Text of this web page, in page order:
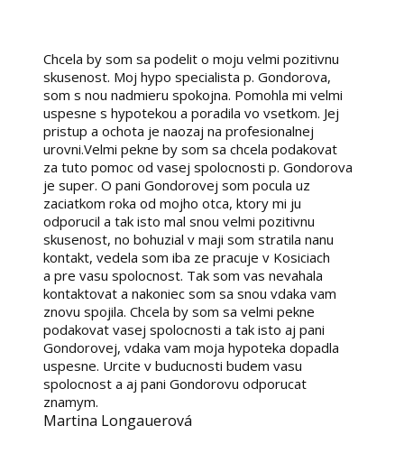
Chcela by som sa podelit o moju velmi pozitivnu
skusenost. Moj hypo specialista p. Gondorova,
som s nou nadmieru spokojna. Pomohla mi velmi
uspesne s hypotekou a poradila vo vsetkom. Jej
pristup a ochota je naozaj na profesionalnej
urovni.Velmi pekne by som sa chcela podakovat
za tuto pomoc od vasej spolocnosti p. Gondorova
je super. O pani Gondorovej som pocula uz
zaciatkom roka od mojho otca, ktory mi ju
odporucil a tak isto mal snou velmi pozitivnu
skusenost, no bohuzial v maji som stratila nanu
kontakt, vedela som iba ze pracuje v Kosiciach
a pre vasu spolocnost. Tak som vas nevahala
kontaktovat a nakoniec som sa snou vdaka vam
znovu spojila. Chcela by som sa velmi pekne
podakovat vasej spolocnosti a tak isto aj pani
Gondorovej, vdaka vam moja hypoteka dopadla
uspesne. Urcite v buducnosti budem vasu
spolocnost a aj pani Gondorovu odporucat
znamym.
Martina Longauerová